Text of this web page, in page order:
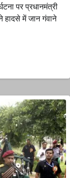
पर प्रधानमंत्री
हादसे में जान गंवाने